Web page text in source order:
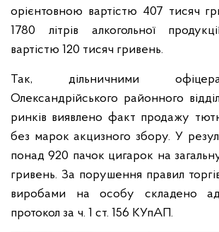
орієнтовною вартістю 407 тисяч
1780 літрів алкогольної
вартістю 120 тисяч гривень.
Так, дільничними
Олександрійського районного
ринків виявлено факт продажу
без марок акцизного збору. У
понад 920 пачок цигарок на
гривень. За порушення правил
виробами на особу складено
протокол за ч. 1 ст. 156 КУпАП.